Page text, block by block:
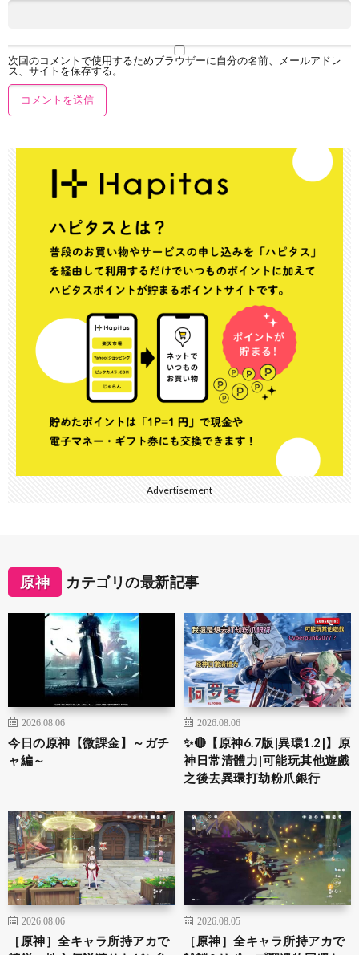
次回のコメントで使用するためブラウザーに自分の名前、メールアドレ
ス、サイトを保存する。
Advertisement
原神 カテゴリの最新記事
2026.08.06
今日の原神【微課金】～ガチ
ャ編～
2026.08.06
✨🔴【原神6.7版|異環1.2|】原
神日常清體力|可能玩其他遊戲
之後去異環打劫粉爪銀行
2026.08.06
［原神］全キャラ所持アカで
2026.08.05
［原神］全キャラ所持アカで